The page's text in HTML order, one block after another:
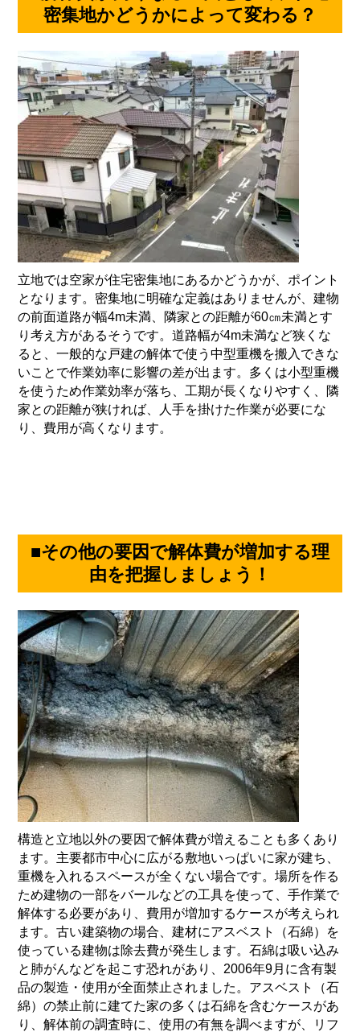
密集地かどうかによって変わる？
立地では空家が住宅密集地にあるかどうかが、ポイント
となります。密集地に明確な定義はありませんが、建物
の前面道路が幅4m未満、隣家との距離が60㎝未満とす
り考え方があるそうです。道路幅が4m未満など狭くな
ると、一般的な戸建の解体で使う中型重機を搬入できな
いことで作業効率に影響の差が出ます。多くは小型重機
を使うため作業効率が落ち、工期が長くなりやすく、隣
家との距離が狭ければ、人手を掛けた作業が必要にな
り、費用が高くなります。
■その他の要因で解体費が増加する理
由を把握しましょう！
構造と立地以外の要因で解体費が増えることも多くあり
ます。主要都市中心に広がる敷地いっぱいに家が建ち、
重機を入れるスペースが全くない場合です。場所を作る
ため建物の一部をバールなどの工具を使って、手作業で
解体する必要があり、費用が増加するケースが考えられ
ます。古い建築物の場合、建材にアスベスト（石綿）を
使っている建物は除去費が発生します。石綿は吸い込み
と肺がんなどを起こす恐れがあり、 2006年9月に含有製
品の製造・使用が全面禁止されました。アスベスト（石
綿）の禁止前に建てた家の多くは石綿を含むケースがあ
り、解体前の調査時に、使用の有無を調べますが、リフ